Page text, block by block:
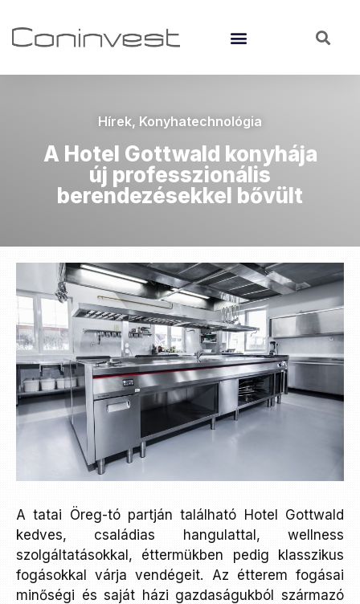
Hírek, Konyhatechnológia
A Hotel Gottwald konyhája
új professzionális
berendezésekkel bővült
A tatai Öreg-tó partján található Hotel Gottwald
kedves, családias hangulattal, wellness
szolgáltatásokkal, éttermükben pedig klasszikus
fogásokkal várja vendégeit. Az étterem fogásai
minőségi és saját házi gazdaságukból származó